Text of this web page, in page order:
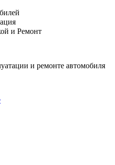
и Ремонт
и ремонте автомобиля